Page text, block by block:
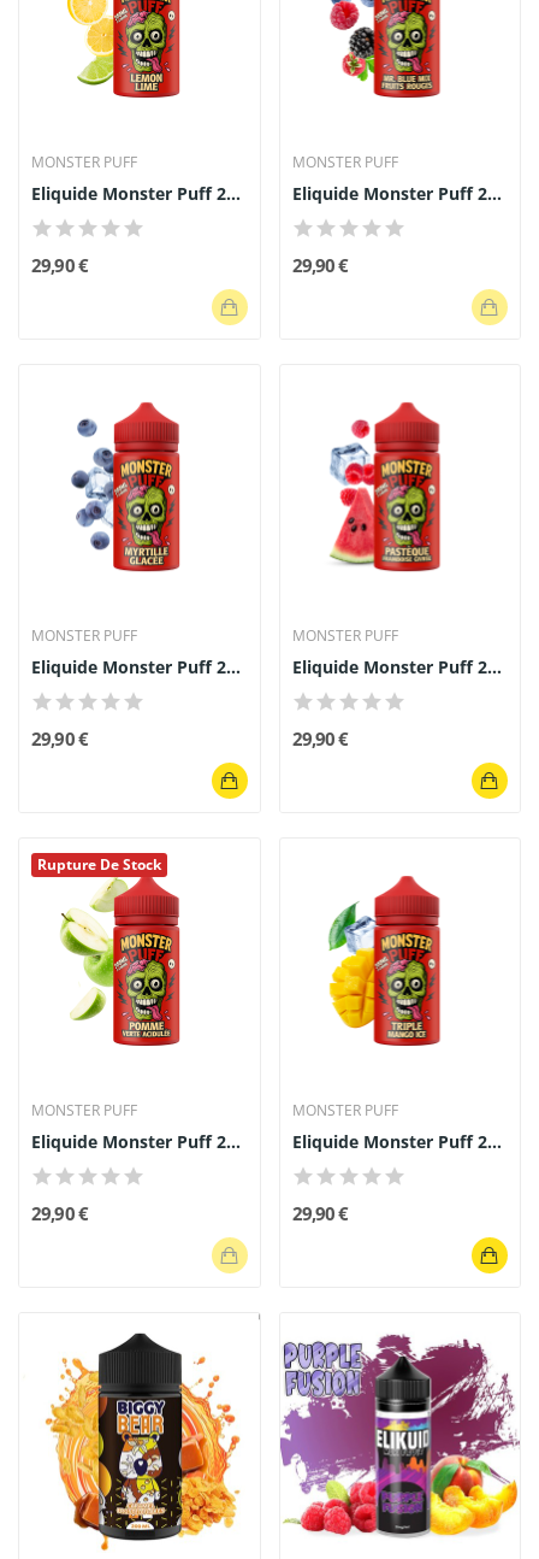
MONSTER PUFF
Eliquide Monster Puff 200ml Lemon Lime
29,90 €
MONSTER PUFF
Eliquide Monster Puff 200ml Mr Blue Mix Fruits...
29,90 €
MONSTER PUFF
Eliquide Monster Puff 200ml Myrtille Glacée
29,90 €
MONSTER PUFF
Eliquide Monster Puff 200ml Pastèque Framboise...
29,90 €
Rupture De Stock
MONSTER PUFF
Eliquide Monster Puff 200ml Pomme Verte Acidulée
29,90 €
MONSTER PUFF
Eliquide Monster Puff 200ml Triple Mango Ice
29,90 €